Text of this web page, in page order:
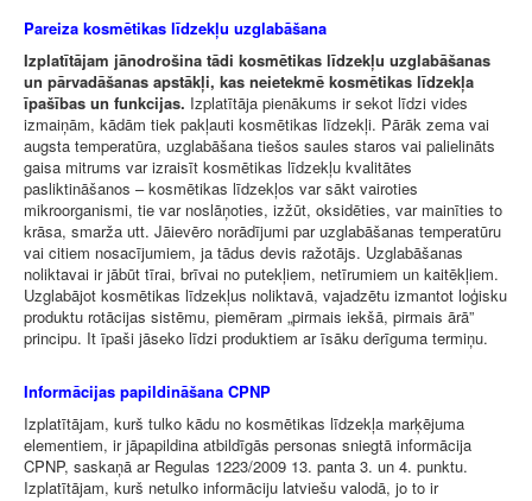
Pareiza kosmētikas līdzekļu uzglabāšana
Izplatītājam jānodrošina tādi kosmētikas līdzekļu uzglabāšanas
un pārvadāšanas apstākļi, kas neietekmē kosmētikas līdzekļa
īpašības un funkcijas. Izplatītāja pienākums ir sekot līdzi vides
izmaiņām, kādām tiek pakļauti kosmētikas līdzekļi. Pārāk zema vai
augsta temperatūra, uzglabāšana tiešos saules staros vai palielināts
gaisa mitrums var izraisīt kosmētikas līdzekļu kvalitātes
pasliktināšanos – kosmētikas līdzekļos var sākt vairoties
mikroorganismi, tie var noslāņoties, izžūt, oksidēties, var mainīties to
krāsa, smarža utt. Jāievēro norādījumi par uzglabāšanas temperatūru
vai citiem nosacījumiem, ja tādus devis ražotājs. Uzglabāšanas
noliktavai ir jābūt tīrai, brīvai no putekļiem, netīrumiem un kaitēkļiem.
Uzglabājot kosmētikas līdzekļus noliktavā, vajadzētu izmantot loģisku
produktu rotācijas sistēmu, piemēram „pirmais iekšā, pirmais ārā”
principu. It īpaši jāseko līdzi produktiem ar īsāku derīguma termiņu.
Informācijas papildināšana CPNP
Izplatītājam, kurš tulko kādu no kosmētikas līdzekļa marķējuma
elementiem, ir jāpapildina atbildīgās personas sniegtā informācija
CPNP, saskaņā ar Regulas 1223/2009 13. panta 3. un 4. punktu.
Izplatītājam, kurš netulko informāciju latviešu valodā, jo to ir